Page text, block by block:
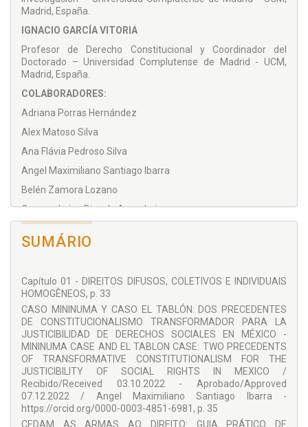
Madrid, España.
IGNACIO GARCÍA VITORIA
Profesor de Derecho Constitucional y Coordinador del
Doctorado – Universidad Complutense de Madrid - UCM,
Madrid, España.
COLABORADORES:
Adriana Porras Hernández
Alex Matoso Silva
Ana Flávia Pedroso Silva
Angel Maximiliano Santiago Ibarra
Belén Zamora Lozano
Carmen Luiza Dias de Azambuja
Débora Elisa Lima Ribeiro
Eugênia Amábilis Gregorius
Fabrício Veiga Costa
Faena Gall Gófas Meneghetti
Gisele Vidor Cauduro
Gonzalo Villarrubia
Hugo Daysel de Carvalho Mendes
João Alexandre Netto Bittencourt
Juan Cruz Gómez
SUMÁRIO
Capítulo 01 - DIREITOS DIFUSOS, COLETIVOS E INDIVIDUAIS
HOMOGÊNEOS, p. 33
CASO MININUMA Y CASO EL TABLÓN: DOS PRECEDENTES
DE CONSTITUCIONALISMO TRANSFORMADOR PARA LA
JUSTICIBILIDAD DE DERECHOS SOCIALES EN MÉXICO -
MININUMA CASE AND EL TABLON CASE: TWO PRECEDENTS
OF TRANSFORMATIVE CONSTITUTIONALISM FOR THE
JUSTICIBILITY OF SOCIAL RIGHTS IN MEXICO /
Recibido/Received 03.10.2022 - Aprobado/Approved
07.12.2022 / Angel Maximiliano Santiago Ibarra -
https://orcid.org/0000-0003-4851-6981, p. 35
CEDAM AS ARMAS AO DIREITO: GUIA PRÁTICO DE